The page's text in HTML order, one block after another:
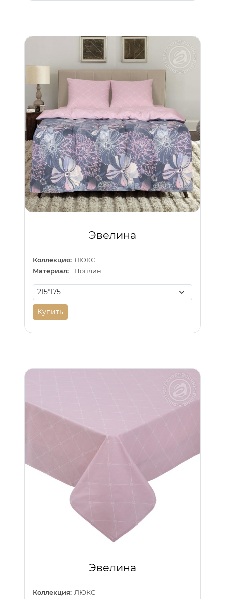
Эвелина
Коллекция: ЛЮКС
Материал:
Поплин
Купить
Эвелина
Коллекция: ЛЮКС